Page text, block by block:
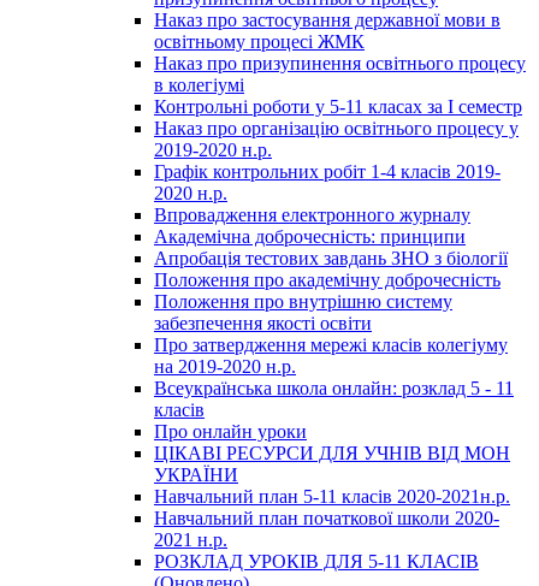
Наказ про застосування державної мови в
освітньому процесі ЖМК
Наказ про призупинення освітнього процесу
в колегіумі
Контрольні роботи у 5-11 класах за І семестр
Наказ про організацію освітнього процесу у
2019-2020 н.р.
Графік контрольних робіт 1-4 класів 2019-
2020 н.р.
Впровадження електронного журналу
Академічна доброчесність: принципи
Апробація тестових завдань ЗНО з біології
Положення про академічну доброчесність
Положення про внутрішню систему
забезпечення якості освіти
Про затвердження мережі класів колегіуму
на 2019-2020 н.р.
Всеукраїнська школа онлайн: розклад 5 - 11
класів
Про онлайн уроки
ЦІКАВІ РЕСУРСИ ДЛЯ УЧНІВ ВІД МОН
УКРАЇНИ
Навчальний план 5-11 класів 2020-2021н.р.
Навчальний план початкової школи 2020-
2021 н.р.
РОЗКЛАД УРОКІВ ДЛЯ 5-11 КЛАСІВ